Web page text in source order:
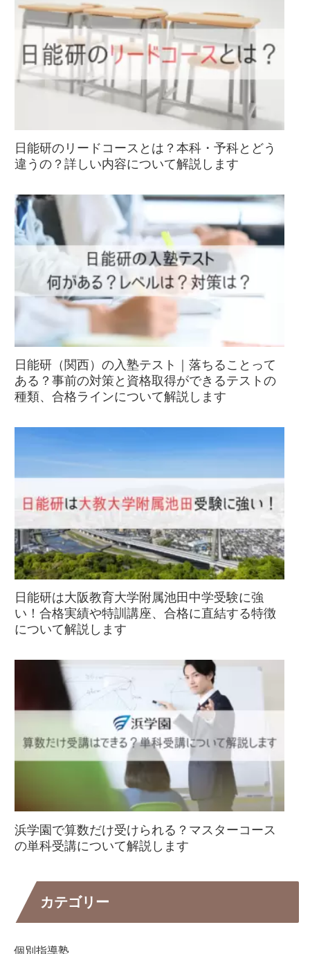
日能研のリードコースとは？本科・予科とどう
違うの？詳しい内容について解説します
日能研（関西）の入塾テスト｜落ちることって
ある？事前の対策と資格取得ができるテストの
種類、合格ラインについて解説します
日能研は大阪教育大学附属池田中学受験に強
い！合格実績や特訓講座、合格に直結する特徴
について解説します
浜学園で算数だけ受けられる？マスターコース
の単科受講について解説します
カテゴリー
個別指導塾